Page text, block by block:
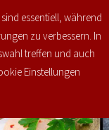
Informationen finden Sie
essentiell, während
zu verbessern. In
treffen und auch
Einstellungen